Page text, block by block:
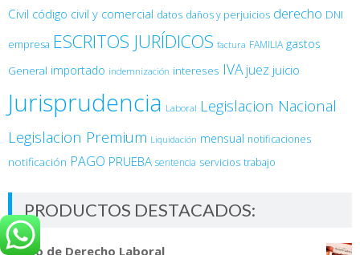
Civil código civil y comercial datos daños y perjuicios derecho DNI
empresa ESCRITOS JURÍDICOS factura FAMILIA gastos
General importado indemnización intereses IVA juez juicio
Jurisprudencia Laboral Legislacion Nacional
Legislacion Premium Liquidación mensual notificaciones
notificación PAGO PRUEBA sentencia servicios trabajo
PRODUCTOS DESTACADOS:
Curso de Derecho Laboral